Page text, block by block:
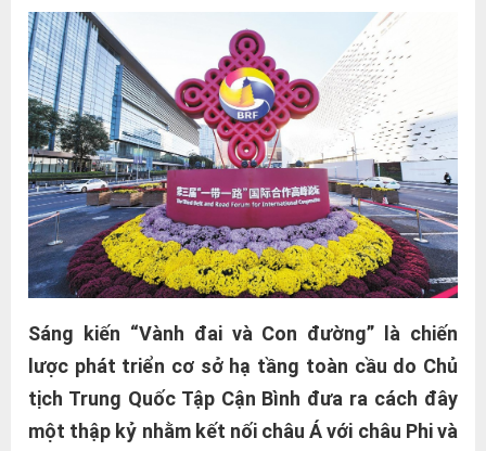
Sáng kiến “Vành đai và Con đường” là chiến
lược phát triển cơ sở hạ tầng toàn cầu do Chủ
tịch Trung Quốc Tập Cận Bình đưa ra cách đây
một thập kỷ nhằm kết nối châu Á với châu Phi và